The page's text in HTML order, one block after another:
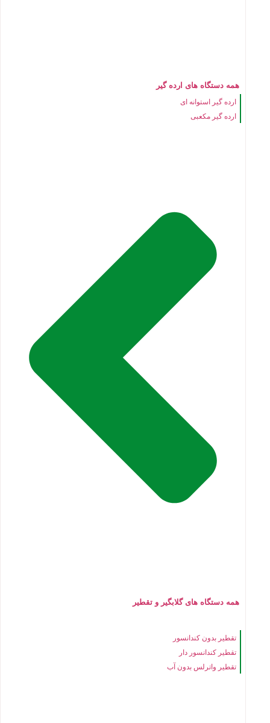
همه دستگاه های ارده گیر
ارده گیر استوانه ای
ارده گیر مکعبی
همه دستگاه های گلابگیر و تقطیر
تقطیر بدون کندانسور
تقطیر کندانسور دار
تقطیر واترلس بدون آب